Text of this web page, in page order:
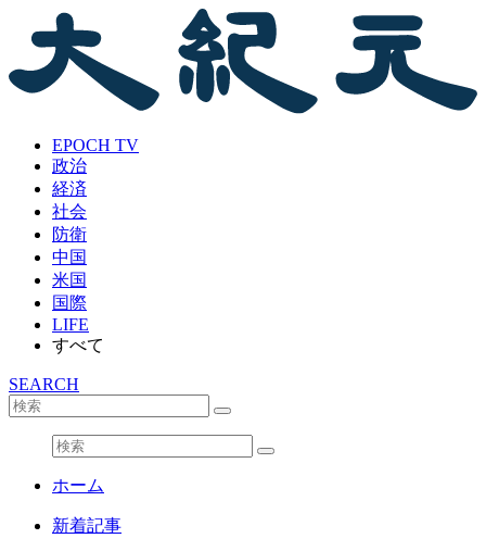
EPOCH TV
政治
経済
社会
防衛
中国
米国
国際
LIFE
すべて
SEARCH
ホーム
新着記事